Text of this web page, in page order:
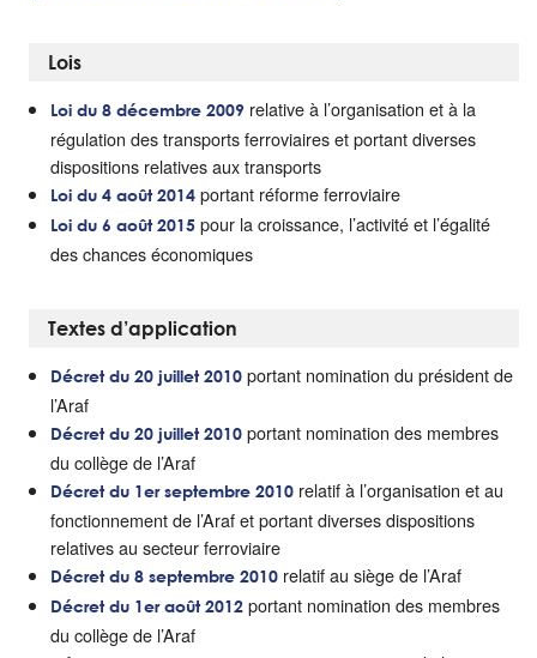
Lois
Loi du 8 décembre 2009 relative à l’organisation et à la
régulation des transports ferroviaires et portant diverses
dispositions relatives aux transports
Loi du 4 août 2014portant réforme ferroviaire
Loi du 6 août 2015 pour la croissance, l’activité et l’égalité
des chances économiques
Textes d’application
Décret du 20 juillet 2010portant nomination du président de
l’Araf
Décret du 20 juillet 2010portant nomination des membres
du collège de l’Araf
Décret du 1er septembre 2010 relatif à l’organisation et au
fonctionnement de l’Araf et portant diverses dispositions
relatives au secteur ferroviaire
Décret du 8 septembre 2010 relatif au siège de l’Araf
Décret du 1er août 2012portant nomination des membres
du collège de l’Araf